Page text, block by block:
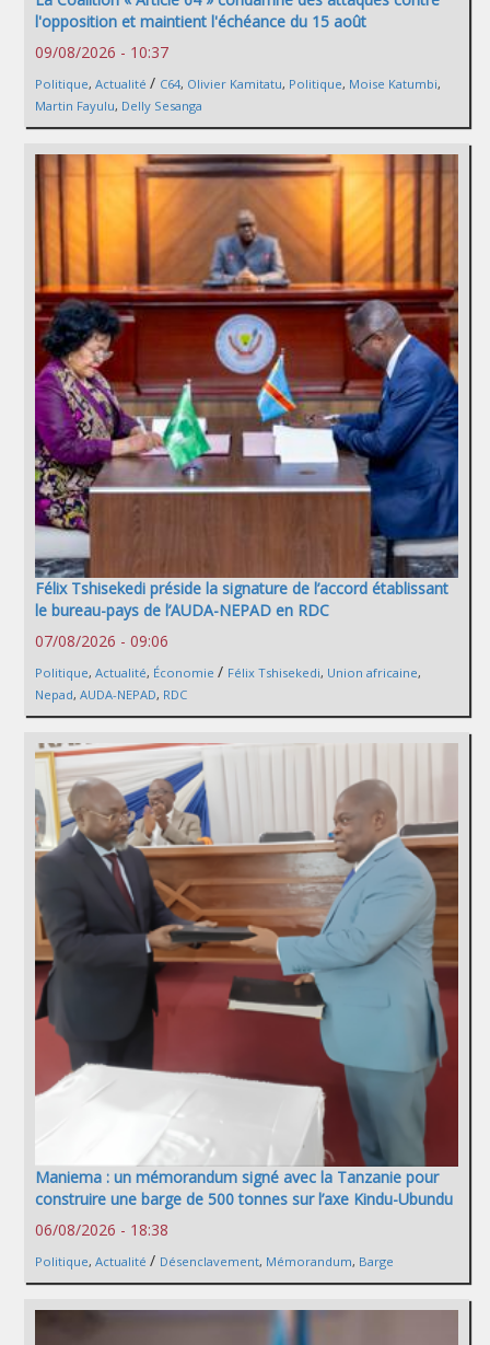
l'opposition et maintient l'échéance du 15 août
09/08/2026 - 10:37
Politique, Actualité / C64, Olivier Kamitatu, Politique, Moise Katumbi,
Martin Fayulu, Delly Sesanga
Félix Tshisekedi préside la signature de l’accord établissant
le bureau-pays de l’AUDA-NEPAD en RDC
07/08/2026 - 09:06
Politique, Actualité, Économie / Félix Tshisekedi, Union africaine,
Nepad, AUDA-NEPAD, RDC
Maniema : un mémorandum signé avec la Tanzanie pour
construire une barge de 500 tonnes sur l’axe Kindu-Ubundu
06/08/2026 - 18:38
Politique, Actualité / Désenclavement, Mémorandum, Barge